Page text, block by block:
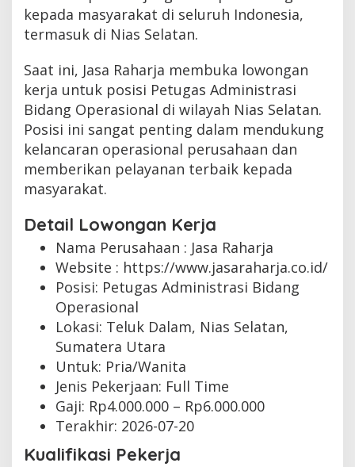
kepada masyarakat di seluruh Indonesia,
termasuk di Nias Selatan.
Saat ini, Jasa Raharja membuka lowongan
kerja untuk posisi Petugas Administrasi
Bidang Operasional di wilayah Nias Selatan.
Posisi ini sangat penting dalam mendukung
kelancaran operasional perusahaan dan
memberikan pelayanan terbaik kepada
masyarakat.
Detail Lowongan Kerja
Nama Perusahaan : Jasa Raharja
Website : https://www.jasaraharja.co.id/
Posisi: Petugas Administrasi Bidang
Operasional
Lokasi: Teluk Dalam, Nias Selatan,
Sumatera Utara
Untuk: Pria/Wanita
Jenis Pekerjaan: Full Time
Gaji: Rp4.000.000 – Rp6.000.000
Terakhir: 2026-07-20
Kualifikasi Pekerja